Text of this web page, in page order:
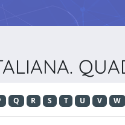
Q R S T U V W